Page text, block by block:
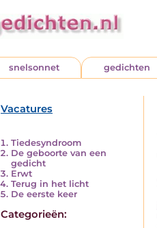
snelsonnet gedichten
Vacatures
Tiedesyndroom
De geboorte van een
gedicht
Erwt
Terug in het licht
De eerste keer
Categorieën: